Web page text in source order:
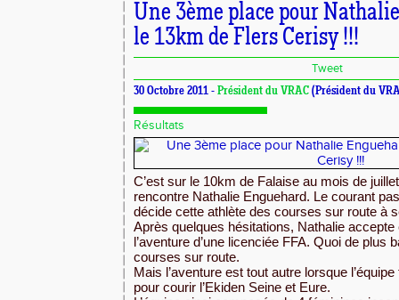
Une 3ème place pour
le 13km de Flers Cerisy !!!
Tweet
30 Octobre 2011 - Président du VRAC (Président du
Résultats
C’est sur le 10km de Falaise au mois de
rencontre Nathalie Enguehard. Le courant
décide cette athlète des courses sur route à
Après quelques hésitations, Nathalie
l’aventure d’une licenciée FFA. Quoi de plus
courses sur route.
Mais l’aventure est tout autre lorsque
pour courir l’Ekiden Seine et Eure.